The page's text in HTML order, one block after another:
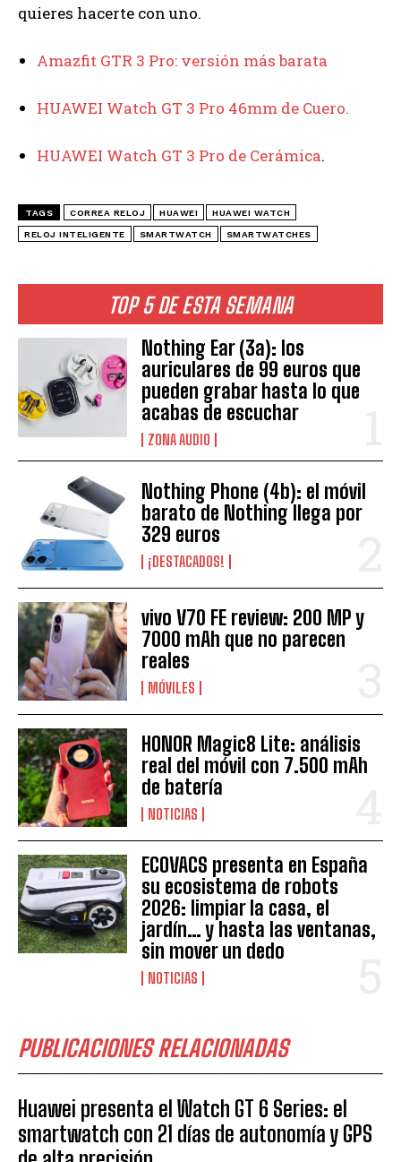
TOP 5 DE ESTA SEMANA
Nothing Ear (3a): los
auriculares de 99 euros que
pueden grabar hasta lo que
acabas de escuchar
ZONA AUDIO
Nothing Phone (4b): el móvil
barato de Nothing llega por
329 euros
¡DESTACADOS!
vivo V70 FE review: 200 MP y
7000 mAh que no parecen
reales
MÓVILES
HONOR Magic8 Lite: análisis
real del móvil con 7.500 mAh
de batería
NOTICIAS
ECOVACS presenta en España
su ecosistema de robots
2026: limpiar la casa, el
jardín… y hasta las ventanas,
sin mover un dedo
NOTICIAS
PUBLICACIONES RELACIONADAS
Huawei presenta el Watch GT 6 Series: el
smartwatch con 21 días de autonomía y GPS
quieres hacerte con uno.
Amazfit GTR 3 Pro: versión más barata
HUAWEI Watch GT 3 Pro 46mm de Cuero.
HUAWEI Watch GT 3 Pro de Cerámica.
TAGS CORREA RELOJ HUAWEI HUAWEI WATCH
RELOJ INTELIGENTE SMARTWATCH SMARTWATCHES